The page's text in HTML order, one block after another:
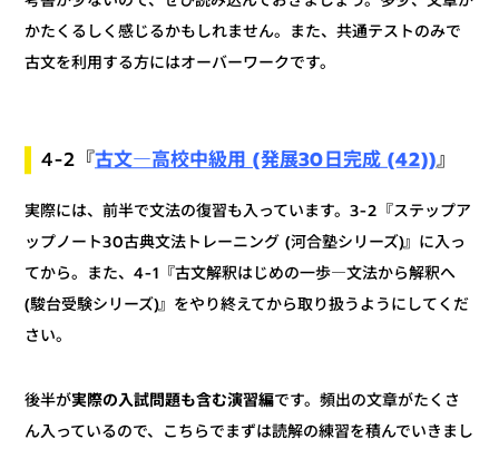
かたくるしく感じるかもしれません。また、共通テストのみで
古文を利用する方にはオーバーワークです。
4-2『古文―高校中級用 (発展30日完成 (42))』
実際には、前半で文法の復習も入っています。3-2『ステップア
ップノート30古典文法トレーニング (河合塾シリーズ)』に入っ
てから。また、4-1『古文解釈はじめの一歩―文法から解釈へ
(駿台受験シリーズ)』をやり終えてから取り扱うようにしてくだ
さい。
後半が実際の入試問題も含む演習編です。頻出の文章がたくさ
ん入っているので、こちらでまずは読解の練習を積んでいきまし